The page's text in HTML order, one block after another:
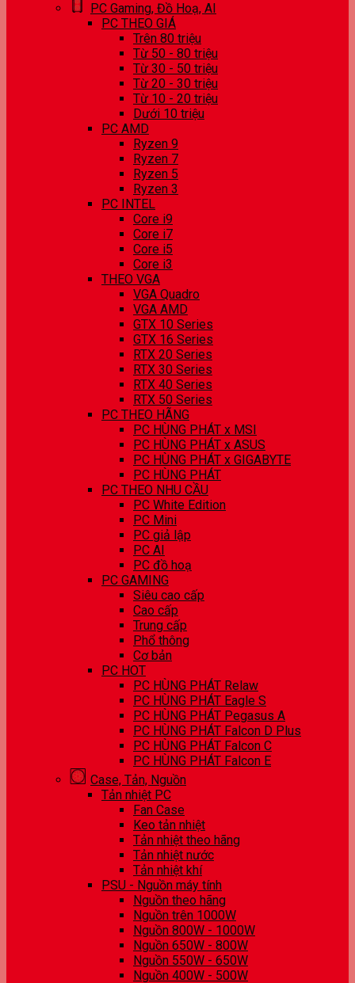
PC Gaming, Đồ Hoạ, AI
PC THEO GIÁ
Trên 80 triệu
Từ 50 - 80 triệu
Từ 30 - 50 triệu
Từ 20 - 30 triệu
Từ 10 - 20 triệu
Dưới 10 triệu
PC AMD
Ryzen 9
Ryzen 7
Ryzen 5
Ryzen 3
PC INTEL
Core i9
Core i7
Core i5
Core i3
THEO VGA
VGA Quadro
VGA AMD
GTX 10 Series
GTX 16 Series
RTX 20 Series
RTX 30 Series
RTX 40 Series
RTX 50 Series
PC THEO HÃNG
PC HÙNG PHÁT x MSI
PC HÙNG PHÁT x ASUS
PC HÙNG PHÁT x GIGABYTE
PC HÙNG PHÁT
PC THEO NHU CẦU
PC White Edition
PC Mini
PC giả lập
PC AI
PC đồ hoạ
PC GAMING
Siêu cao cấp
Cao cấp
Trung cấp
Phổ thông
Cơ bản
PC HOT
PC HÙNG PHÁT Relaw
PC HÙNG PHÁT Eagle S
PC HÙNG PHÁT Pegasus A
PC HÙNG PHÁT Falcon D Plus
PC HÙNG PHÁT Falcon C
PC HÙNG PHÁT Falcon E
Case, Tản, Nguồn
Tản nhiệt PC
Fan Case
Keo tản nhiệt
Tản nhiệt theo hãng
Tản nhiệt nước
Tản nhiệt khí
PSU - Nguồn máy tính
Nguồn theo hãng
Nguồn trên 1000W
Nguồn 800W - 1000W
Nguồn 650W - 800W
Nguồn 550W - 650W
Nguồn 400W - 500W